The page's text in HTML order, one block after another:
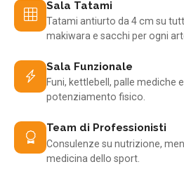
Sala Tatami
Tatami antiurto da 4 cm su
makiwara e sacchi per ogni
Sala Funzionale
Funi, kettlebell, palle mediche
potenziamento fisico.
Team di Professionisti
Consulenze su nutrizione,
medicina dello sport.